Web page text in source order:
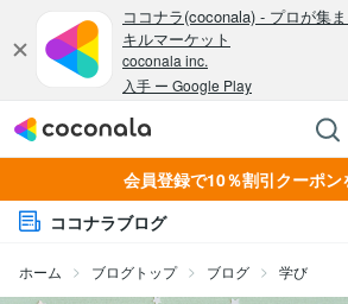
会員登録で10％割引クーポン
ココナラブログ
ホーム ブログトップ ブログ 学び